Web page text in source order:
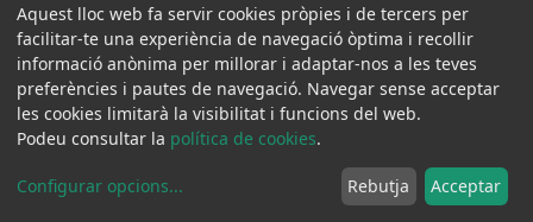
Xarxes socials:
Avis legal
Protecció de dades
Contactar
Aquest lloc web fa servir cookies pròpies i de tercers per
facilitar-te una experiència de navegació òptima i recollir
informació anònima per millorar i adaptar-nos a les teves
preferències i pautes de navegació. Navegar sense acceptar
les cookies limitarà la visibilitat i funcions del web.
Podeu consultar la política de cookies.
Configurar opcions... Rebutja Acceptar